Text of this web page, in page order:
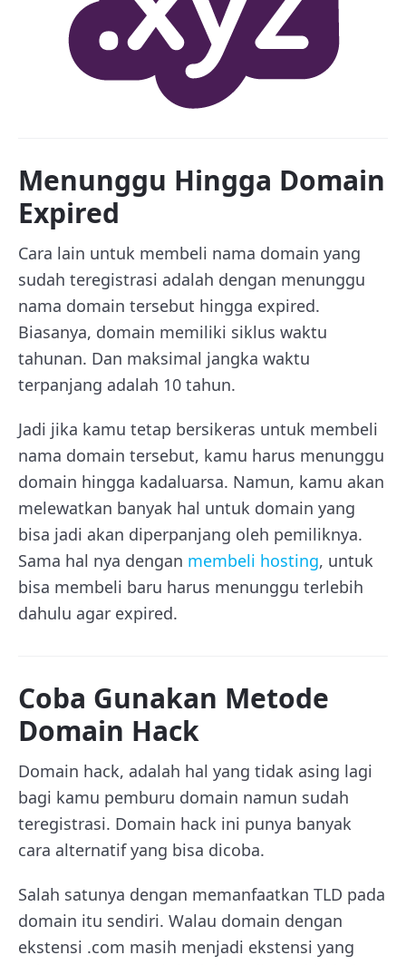
Menunggu Hingga Domain
Expired
Cara lain untuk membeli nama domain yang
sudah teregistrasi adalah dengan menunggu
nama domain tersebut hingga expired.
Biasanya, domain memiliki siklus waktu
tahunan. Dan maksimal jangka waktu
terpanjang adalah 10 tahun.
Jadi jika kamu tetap bersikeras untuk membeli
nama domain tersebut, kamu harus menunggu
domain hingga kadaluarsa. Namun, kamu akan
melewatkan banyak hal untuk domain yang
bisa jadi akan diperpanjang oleh pemiliknya.
Sama hal nya dengan membeli hosting, untuk
bisa membeli baru harus menunggu terlebih
dahulu agar expired.
Coba Gunakan Metode
Domain Hack
Domain hack, adalah hal yang tidak asing lagi
bagi kamu pemburu domain namun sudah
teregistrasi. Domain hack ini punya banyak
cara alternatif yang bisa dicoba.
Salah satunya dengan memanfaatkan TLD pada
domain itu sendiri. Walau domain dengan
ekstensi .com masih menjadi ekstensi yang